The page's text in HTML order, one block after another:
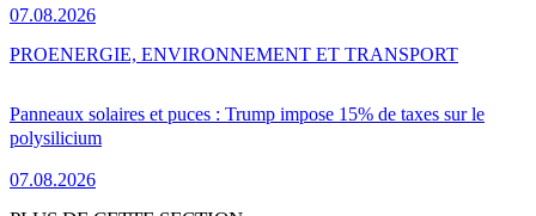
07.08.2026
Panneaux solaires et puces : Trump impose 15% de taxes sur le
polysilicium
07.08.2026
PROENERGIE, ENVIRONNEMENT ET TRANSPORT